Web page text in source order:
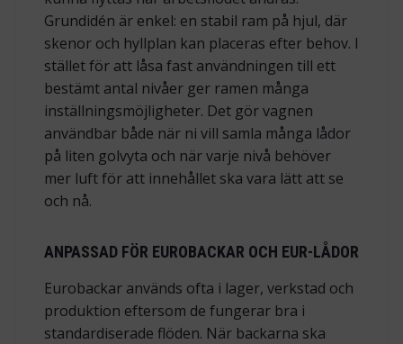
Grundidén är enkel: en stabil ram på hjul, där
skenor och hyllplan kan placeras efter behov. I
stället för att låsa fast användningen till ett
bestämt antal nivåer ger ramen många
inställningsmöjligheter. Det gör vagnen
användbar både när ni vill samla många lådor
på liten golvyta och när varje nivå behöver
mer luft för att innehållet ska vara lätt att se
och nå.
ANPASSAD FÖR EUROBACKAR OCH EUR-LÅDOR
Eurobackar används ofta i lager, verkstad och
produktion eftersom de fungerar bra i
standardiserade flöden. När backarna ska